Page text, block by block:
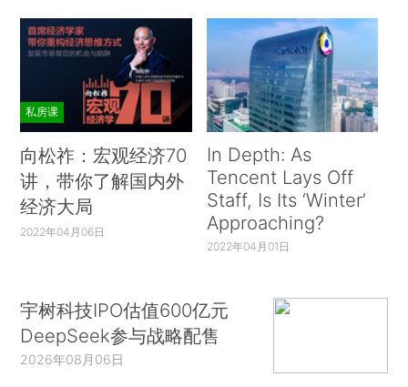
私房课
向松祚：宏观经济70
讲，带你了解国内外
经济大局
2022年04月06日
In Depth: As
Tencent Lays Off
Staff, Is Its ‘Winter’
Approaching?
2022年04月01日
宇树科技IPO估值600亿元
DeepSeek参与战略配售
2026年08月06日